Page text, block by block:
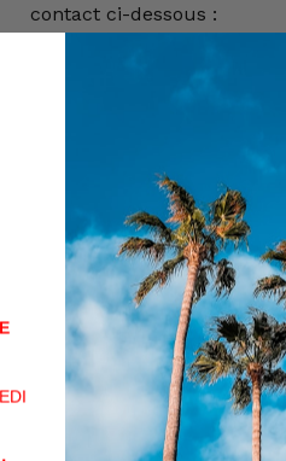
contact ci-dessous :
(Si vous n'avez pas reçu
ou formulaire de contact,
Numéro de téléphone
Message